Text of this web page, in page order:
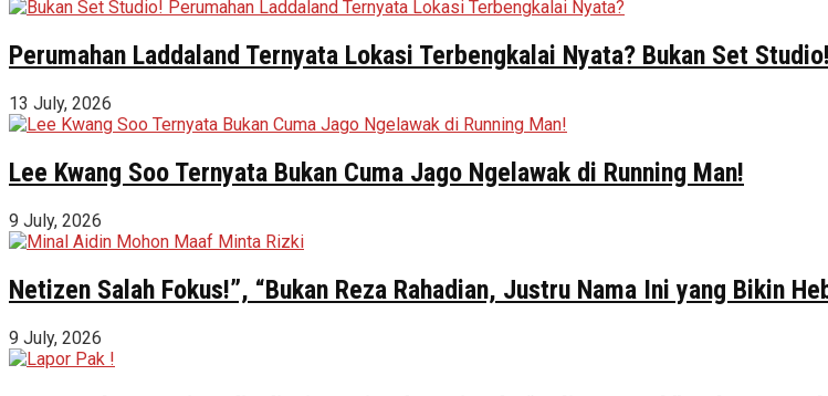
Perumahan Laddaland Ternyata Lokasi Terbengkalai Nyata? Bukan Set Studio!
13 July, 2026
Lee Kwang Soo Ternyata Bukan Cuma Jago Ngelawak di Running Man!
9 July, 2026
Netizen Salah Fokus!”, “Bukan Reza Rahadian, Justru Nama Ini yang Bikin
9 July, 2026